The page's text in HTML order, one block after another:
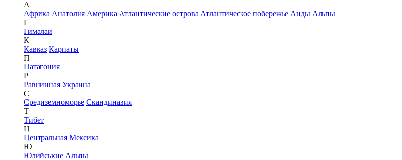
А
Африка Анатолия Америка Атлантические острова Атлантическое побережье Анды Альпы
Г
Гималаи
К
Кавказ Карпаты
П
Патагония
Р
Равнинная Украина
С
Средиземноморье Скандинавия
Т
Тибет
Ц
Центральная Мексика
Ю
Юлийськие Альпы